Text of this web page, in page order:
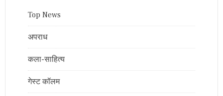
Top News
अपराध
कला-साहित्य
गेस्ट कॉलम